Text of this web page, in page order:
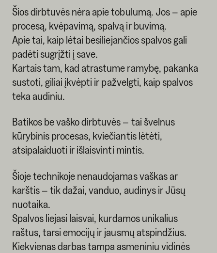
Šios dirbtuvės nėra apie tobulumą. Jos – apie
procesą, kvėpavimą, spalvą ir buvimą.
Apie tai, kaip lėtai besiliejančios spalvos gali
padėti sugrįžti į save.
Kartais tam, kad atrastume ramybę, pakanka
sustoti, giliai įkvėpti ir pažvelgti, kaip spalvos
teka audiniu.
Batikos be vaško dirbtuvės – tai švelnus
kūrybinis procesas, kviečiantis lėtėti,
atsipalaiduoti ir išlaisvinti mintis.
Šioje technikoje nenaudojamas vaškas ar
karštis – tik dažai, vanduo, audinys ir Jūsų
nuotaika.
Spalvos liejasi laisvai, kurdamos unikalius
raštus, tarsi emocijų ir jausmų atspindžius.
Kiekvienas darbas tampa asmeniniu vidinės